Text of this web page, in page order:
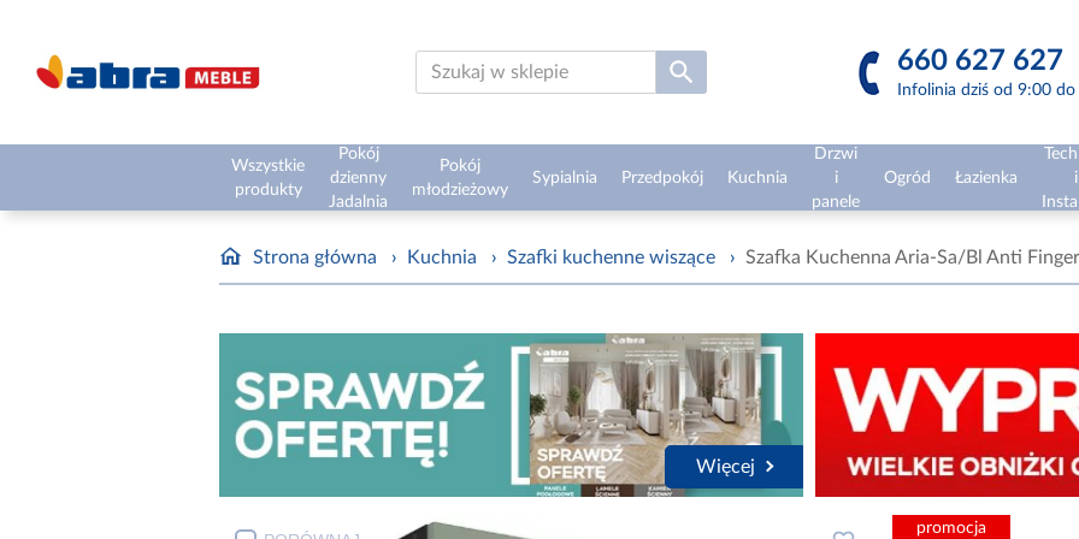
660 627 627
Infolinia dziś od 9:00
Wszystkie
produkty
Pokój
dzienny
Jadalnia
Pokój
młodzieżowy
Sypialnia Przedpokój Kuchnia
Drzwi
i
panele
Ogród Łazienka
i
Strona główna › Kuchnia › Szafki kuchenne wiszące › Szafka Kuchenna Aria-Sa/Bl Anti
Więcej
promocja